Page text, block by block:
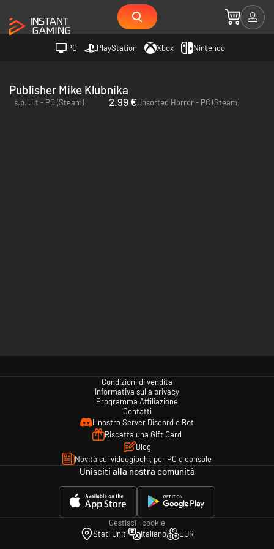
PC PlayStation Xbox Nintendo
Publisher Mike Klubnika
s.p.l.i.t - PC (Steam) 2.99 €Unsorted Horror - PC (Steam)
Condizioni di vendita
Informativa sulla privacy
Programma Affiliazione
Contatti
Il nostro Server Discord e Bot
Riscatta una Gift Card
Blog
Novità sui videogiochi, per PC e console
Unisciti alla nostra comunità
Gestisci i cookie
Stati Uniti
Italiano EUR